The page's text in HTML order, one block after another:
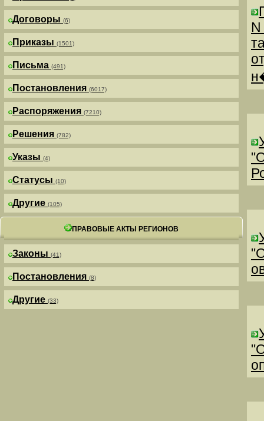
Договоры (6)
Приказы (1501)
Письма (491)
Постановления (6017)
Распоряжения (7210)
Решения (782)
Указы (4)
Статусы (10)
Другие (105)
ПРАВОВЫЕ АКТЫ РЕГИОНОВ
Законы (41)
Постановления (8)
Другие (33)